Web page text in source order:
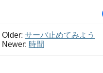
Older: サーバ止めてみよう
Newer: 時間